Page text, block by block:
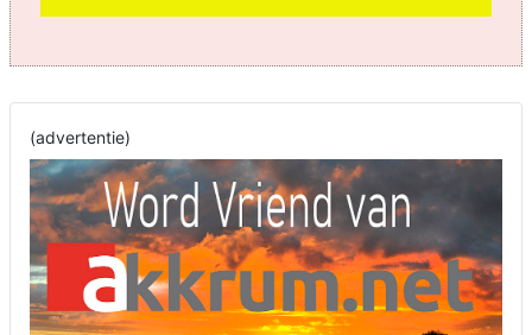
(advertentie)